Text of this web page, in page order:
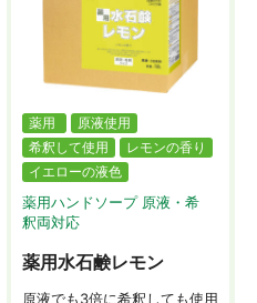
薬用
原液使用
希釈して使用
レモンの香り
イエローの液色
薬用ハンドソープ 原液・希
釈両対応
薬用水石鹸レモン
原液でも3倍に希釈しても使用